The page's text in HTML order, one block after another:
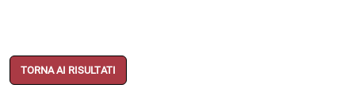
TORNA AI RISULTATI